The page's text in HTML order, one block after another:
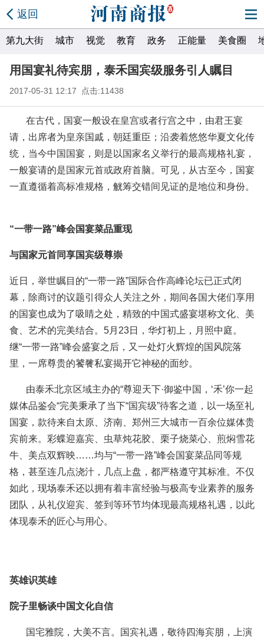
返回
第九大街 城市 视觉 教育 政务 正能量 美食圈
用国宴礼待宾朋，泰禾国宾级服务引人瞩目
2017-05-31 12:17 点击:11438
在古代，国宴一般设在皇宫或者行宫之中，由君王宴
请，出席者为皇亲国戚，朝廷重臣；沿袭着悠悠华夏文化传
统，当今中国国宴，则是以国家名义举行的最高规格礼宴，
一般宴请的是国家元首或政府首脑。可见，从古至今，国宴
一直遵循着高标准规格，觥筹交错间见证的是地位和身份。
“一带一路”峰会国宴菜品重现
与国家元首同享国宾级尊崇
近日，举世瞩目的“一带一路”国际合作高峰论坛已正式闭
幕，除商讨的议题引得众人关注之外，期间各国大佬们享用
的国宴也成为了吸睛之处，精致的中国式盛宴堪称文化、美
食、艺术的完美结合。5月23日，华灯初上，月照中庭。
继“一带一路”峰会盛宴之后，又一处灯火辉煌的国风院落
里，一席尊贵的饕餮私宴揭开它神秘的面纱。
由泰禾北京区域主办的“尊迎天下·御鉴中国，‘禾’你一起
媒体品鉴会“完美秉承了当下“国宾级”待客之道，以一场至礼
国宴，款待来自太原、济南、郑州三大城市一百余位媒体贵
宾前来。彩蝶迎嘉宾、虫草炖花胶、栗子烧菜心、煎焖雪花
牛、美点双辉映……均与“一带一路”峰会国宴菜品同等规
格，甚至连几点浇汁，几点上盘，都严格遵守其标准。不仅
如此，现场泰禾还以拥有着丰富经验与极高专业素养的服务
团队，从礼仪迎宾、签到等环节均体现最高规格礼遇，以此
体现泰禾的匠心与用心。
英雄识英雄
院子里畅谈中国文化自信
国宅雅院，大美不言。国宾礼遇，敬待四海宾朋，上演